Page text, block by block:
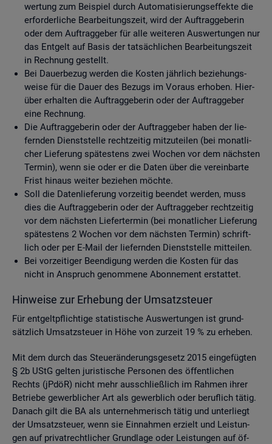
wer­tung zum Bei­spiel durch Au­to­ma­ti­sie­rungs­ef­fek­te die
er­for­der­li­che Be­ar­bei­tungs­zeit, wird der Auf­trag­ge­be­rin
oder dem Auf­trag­ge­ber für alle wei­te­ren Aus­wer­tun­gen nur
das Ent­gelt auf Basis der tat­säch­li­chen Be­ar­bei­tungs­zeit
in Rech­nung ge­stellt.
Bei Dau­er­be­zug wer­den die Kos­ten jähr­lich be­zie­hungs­
wei­se für die Dauer des Be­zugs im Vor­aus er­ho­ben. Hier­
über er­hal­ten die Auf­trag­ge­be­rin oder der Auf­trag­ge­ber
eine Rech­nung.
Die Auf­trag­ge­be­rin oder der Auf­trag­ge­ber haben der lie­
fern­den Dienst­stel­le recht­zei­tig mit­zu­tei­len (bei mo­nat­li­
cher Lie­fe­rung spä­tes­tens zwei Wo­chen vor dem nächs­ten
Ter­min), wenn sie oder er die Daten über die ver­ein­bar­te
Frist hin­aus wei­ter be­zie­hen möch­te.
Soll die Da­ten­lie­fe­rung vor­zei­tig be­en­det wer­den, muss
dies die Auf­trag­ge­be­rin oder der Auf­trag­ge­ber recht­zei­tig
vor dem nächs­ten Lie­fer­ter­min (bei mo­nat­li­cher Lie­fe­rung
spä­tes­tens 2 Wo­chen vor dem nächs­ten Ter­min) schrift­
lich oder per E-Mail der lie­fern­den Dienst­stel­le mit­tei­len.
Bei vor­zei­ti­ger Be­en­di­gung wer­den die Kos­ten für das
nicht in An­spruch ge­nom­me­ne Abon­ne­ment er­stat­tet.
Hin­wei­se zur Er­he­bung der Um­satz­steu­er
Für ent­gelt­pflich­ti­ge sta­tis­ti­sche Aus­wer­tun­gen ist grund­
sätz­lich Um­satz­steu­er in Höhe von zur­zeit 19 % zu er­he­ben.
Mit dem durch das Steu­er­än­de­rungs­ge­setz 2015 ein­ge­füg­ten
§ 2b UStG gel­ten ju­ris­ti­sche Per­so­nen des öf­fent­li­chen
Rechts (jPdöR) nicht mehr aus­schlie­ß­lich im Rah­men ihrer
Be­trie­be ge­werb­li­cher Art als ge­werb­lich oder be­ruf­lich tätig.
Da­nach gilt die BA als un­ter­neh­me­risch tätig und un­ter­liegt
der Um­satz­steu­er, wenn sie Ein­nah­men er­zielt und Leis­tun­
gen auf pri­vat­recht­li­cher Grund­la­ge oder Leis­tun­gen auf öf­